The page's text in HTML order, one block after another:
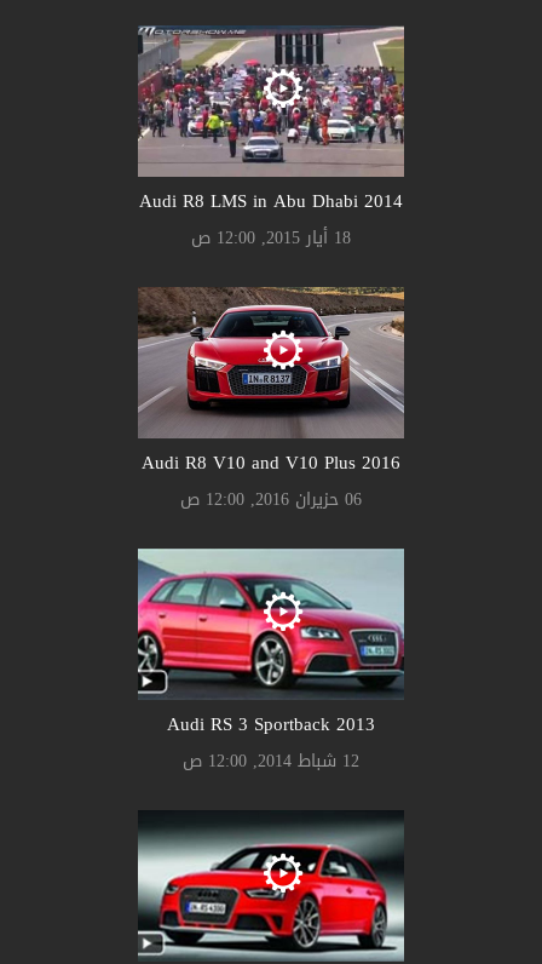
Audi R8 LMS in Abu Dhabi 2014
18 أيار 2015, 12:00 ص
Audi R8 V10 and V10 Plus 2016
06 حزيران 2016, 12:00 ص
Audi RS 3 Sportback 2013
12 شباط 2014, 12:00 ص